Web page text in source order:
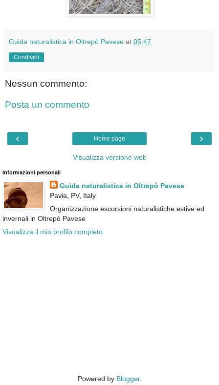
Guida naturalistica in Oltrepò Pavese at 05:47
Condividi
Nessun commento:
Posta un commento
‹ ›
Home page
Visualizza versione web
Informazioni personali
Guida naturalistica in Oltrepò Pavese
Pavia, PV, Italy
Organizzazione escursioni naturalistiche estive ed
invernali in Oltrepò Pavese
Visualizza il mio profilo completo
Powered by Blogger.